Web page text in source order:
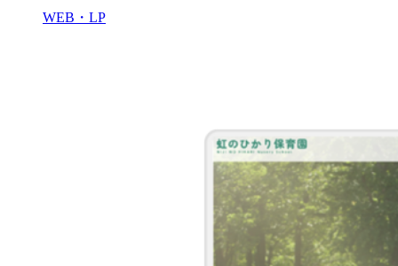
WEB・LP